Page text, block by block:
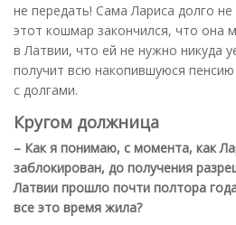
не передать! Сама Лариса долго
этот кошмар закончился, что она
в Латвии, что ей не нужно никуда
получит всю накопившуюся
с долгами.
Кругом должница
– Как я понимаю, с момента, как
заблокирован, до получения
Латвии прошло почти полтора
все это время жила?